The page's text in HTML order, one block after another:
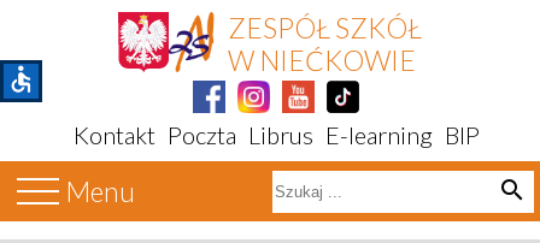
ZESPÓŁ SZKÓŁ
W NIEĆKOWIE
Kontakt Poczta Librus E-learning BIP
Menu search
accessible